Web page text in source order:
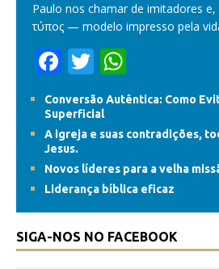
Paulo nos chamar de imitadores e,
τύπος — modelo impresso pela
F
e
b
o
o
k
T
w
itt
er
h
at
s
A
p
p
Conversão Autêntica: Como
Superficial
A igreja e suas contradições,
Jesus.
Novos líderes para a velha
Liderança bíblica eficaz
SIGA-NOS NO FACEBOOK